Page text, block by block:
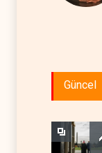
Güncel